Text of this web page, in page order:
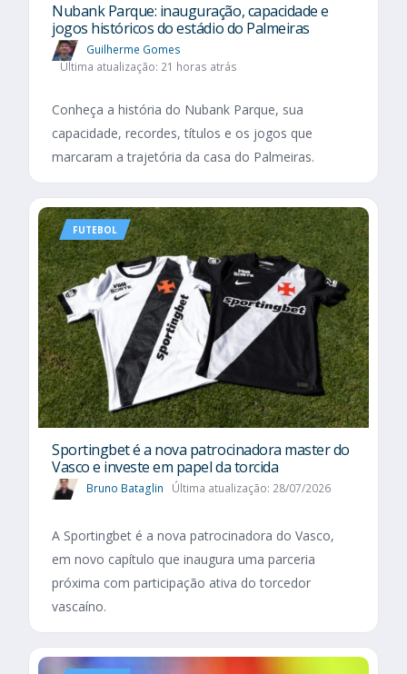
Nubank Parque: inauguração, capacidade e
jogos históricos do estádio do Palmeiras
Guilherme Gomes
Última atualização: 21 horas atrás
Conheça a história do Nubank Parque, sua
capacidade, recordes, títulos e os jogos que
marcaram a trajetória da casa do Palmeiras.
FUTEBOL
Sportingbet é a nova patrocinadora master do
Vasco e investe em papel da torcida
Bruno Bataglin Última atualização: 28/07/2026
A Sportingbet é a nova patrocinadora do Vasco,
em novo capítulo que inaugura uma parceria
próxima com participação ativa do torcedor
vascaíno.